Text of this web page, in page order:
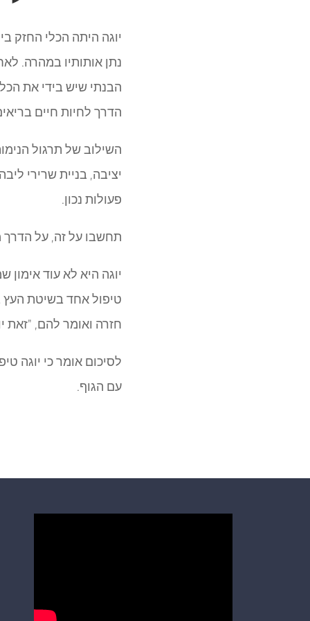
יוגה היתה הכלי החזק
הבנתי שיש בידי את
הדרך לחיות חיים
השילוב של תרגול
יציבה, בניית שרירי
פעולות נכון.
תחשבו על זה, על
יוגה היא לא עוד
טיפול אחד בשיטת העץ
חזרה ואומר להם, "זאת
לסיכום אומר כי יוגה
עם הגוף.